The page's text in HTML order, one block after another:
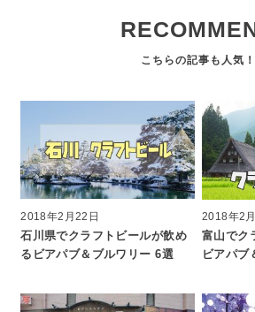
2018年2月22日
石川県でクラフトビールが飲め
るビアパブ＆ブルワリー 6選
2018年2
富山でク
ビアパブ